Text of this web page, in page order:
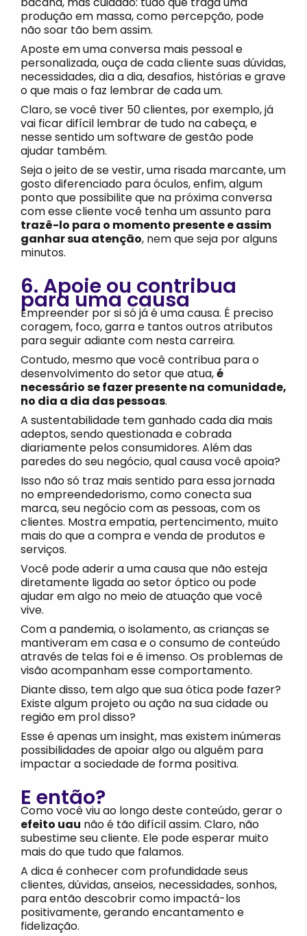
produção em massa, como percepção, pode
não soar tão bem assim.
Aposte em uma conversa mais pessoal e
personalizada, ouça de cada cliente suas dúvidas,
necessidades, dia a dia, desafios, histórias e grave
o que mais o faz lembrar de cada um.
Claro, se você tiver 50 clientes, por exemplo, já
vai ficar difícil lembrar de tudo na cabeça, e
nesse sentido um software de gestão pode
ajudar também.
Seja o jeito de se vestir, uma risada marcante, um
gosto diferenciado para óculos, enfim, algum
ponto que possibilite que na próxima conversa
com esse cliente você tenha um assunto para
trazê-lo para o momento presente e assim
ganhar sua atenção, nem que seja por alguns
minutos.
6. Apoie ou contribua
para uma causa
Empreender por si só já é uma causa. É preciso
coragem, foco, garra e tantos outros atributos
para seguir adiante com nesta carreira.
Contudo, mesmo que você contribua para o
desenvolvimento do setor que atua,é
necessário se fazer presente na comunidade,
no dia a dia das pessoas.
A sustentabilidade tem ganhado cada dia mais
adeptos, sendo questionada e cobrada
diariamente pelos consumidores. Além das
paredes do seu negócio, qual causa você apoia?
Isso não só traz mais sentido para essa jornada
no empreendedorismo, como conecta sua
marca, seu negócio com as pessoas, com os
clientes. Mostra empatia, pertencimento, muito
mais do que a compra e venda de produtos e
serviços.
Você pode aderir a uma causa que não esteja
diretamente ligada ao setor óptico ou pode
ajudar em algo no meio de atuação que você
vive.
Com a pandemia, o isolamento, as crianças se
mantiveram em casa e o consumo de conteúdo
através de telas foi e é imenso. Os problemas de
visão acompanham esse comportamento.
Diante disso, tem algo que sua ótica pode fazer?
Existe algum projeto ou ação na sua cidade ou
região em prol disso?
Esse é apenas um insight, mas existem inúmeras
possibilidades de apoiar algo ou alguém para
impactar a sociedade de forma positiva.
E então?
Como você viu ao longo deste conteúdo, gerar o
efeito uau não é tão difícil assim. Claro, não
subestime seu cliente. Ele pode esperar muito
mais do que tudo que falamos.
A dica é conhecer com profundidade seus
clientes, dúvidas, anseios, necessidades, sonhos,
para então descobrir como impactá-los
positivamente, gerando encantamento e
fidelização.